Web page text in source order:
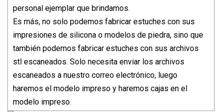
personal ejemplar que brindamos.
Es más, no solo podemos fabricar estuches con sus
impresiones de silicona o modelos de piedra, sino que
también podemos fabricar estuches con sus archivos
stl escaneados. Solo necesita enviar los archivos
escaneados a nuestro correo electrónico, luego
haremos el modelo impreso y haremos cajas en el
modelo impreso.